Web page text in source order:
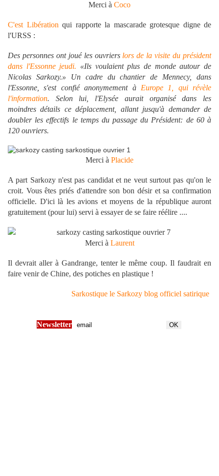
Merci à Coco
C'est Libération qui rapporte la mascarade grotesque digne de
l'URSS :
Des personnes ont joué les ouvriers lors de la visite du président
dans l'Essonne jeudi. «Ils voulaient plus de monde autour de
Nicolas Sarkozy.» Un cadre du chantier de Mennecy, dans
l'Essonne, s'est confié anonymement à Europe 1, qui révèle
l'information. Selon lui, l'Elysée aurait organisé dans les
moindres détails ce déplacement, allant jusqu'à demander de
doubler les effectifs le temps du passage du Président: de 60 à
120 ouvriers.
Merci à Placide
A part Sarkozy n'est pas candidat et ne veut surtout pas qu'on le
croit. Vous êtes priés d'attendre son bon désir et sa confirmation
officielle. D'ici là les avions et moyens de la république auront
gratuitement (pour lui) servi à essayer de se faire réélire ....
Merci à Laurent
Il devrait aller à Gandrange, tenter le même coup. Il faudrait en
faire venir de Chine, des potiches en plastique !
Sarkostique le Sarkozy blog officiel satirique
Newsletter